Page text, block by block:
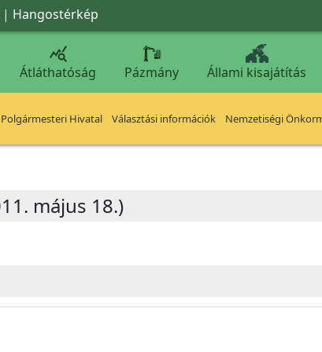
| Hangostérkép

Átláthatóság Pázmány Állami kisajátítás
Polgármesteri Hivatal Választási információk Nemzetiségi
május 18.)